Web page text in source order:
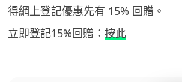
得網上登記優惠先有 15% 回贈。
立即登記15%回贈： 按此